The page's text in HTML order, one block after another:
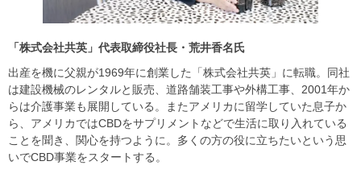
「株式会社共英」代表取締役社長・荒井香名氏
出産を機に父親が1969年に創業した「株式会社共英」に転職。同社
は建設機械のレンタルと販売、道路舗装工事や外構工事、2001年か
らは介護事業も展開している。またアメリカに留学していた息子か
ら、アメリカではCBDをサプリメントなどで生活に取り入れている
ことを聞き、関心を持つように。多くの方の役に立ちたいという思
いでCBD事業をスタートする。